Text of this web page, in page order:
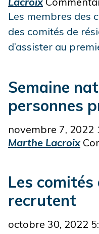
Les membres des
des comités de
d’assister au
Semaine
personnes
novembre 7, 2022
Marthe Lacroix
Les
recrutent
octobre 30, 2022